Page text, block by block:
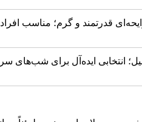
قدرتمند و گرم؛ مناسب
انتخابی ایده‌آل برای شب‌های